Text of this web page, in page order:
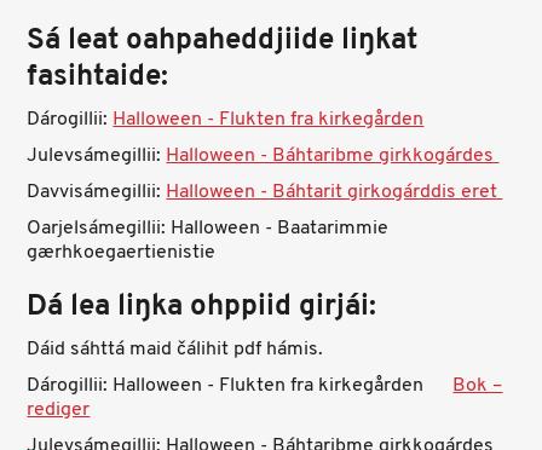
Sá leat oahpaheddjiide liŋkat
fasihtaide:
Dárogillii:Halloween - Flukten fra kirkegården
Julevsámegillii:Halloween - Báhtaribme girkkogárdes
Davvisámegillii:Halloween - Báhtarit girkogárddis eret
Oarjelsámegillii: Halloween - Baatarimmie
gærhkoegaertienistie
Dá lea liŋka ohppiid girjái:
Dáid sáhttá maid čálihit pdf hámis.
Dárogillii: Halloween - Flukten fra kirkegårdenBok –
rediger